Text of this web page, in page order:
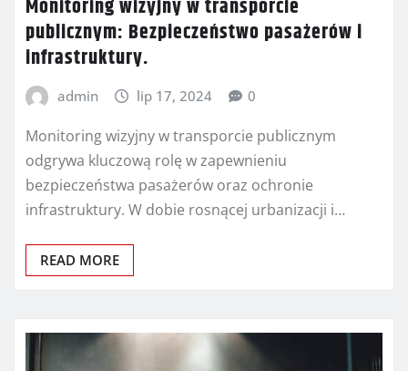
Monitoring wizyjny w transporcie
publicznym: Bezpieczeństwo pasażerów i
infrastruktury.
admin lip 17, 2024 0
Monitoring wizyjny w transporcie publicznym
odgrywa kluczową rolę w zapewnieniu
bezpieczeństwa pasażerów oraz ochronie
infrastruktury. W dobie rosnącej urbanizacji i…
READ MORE